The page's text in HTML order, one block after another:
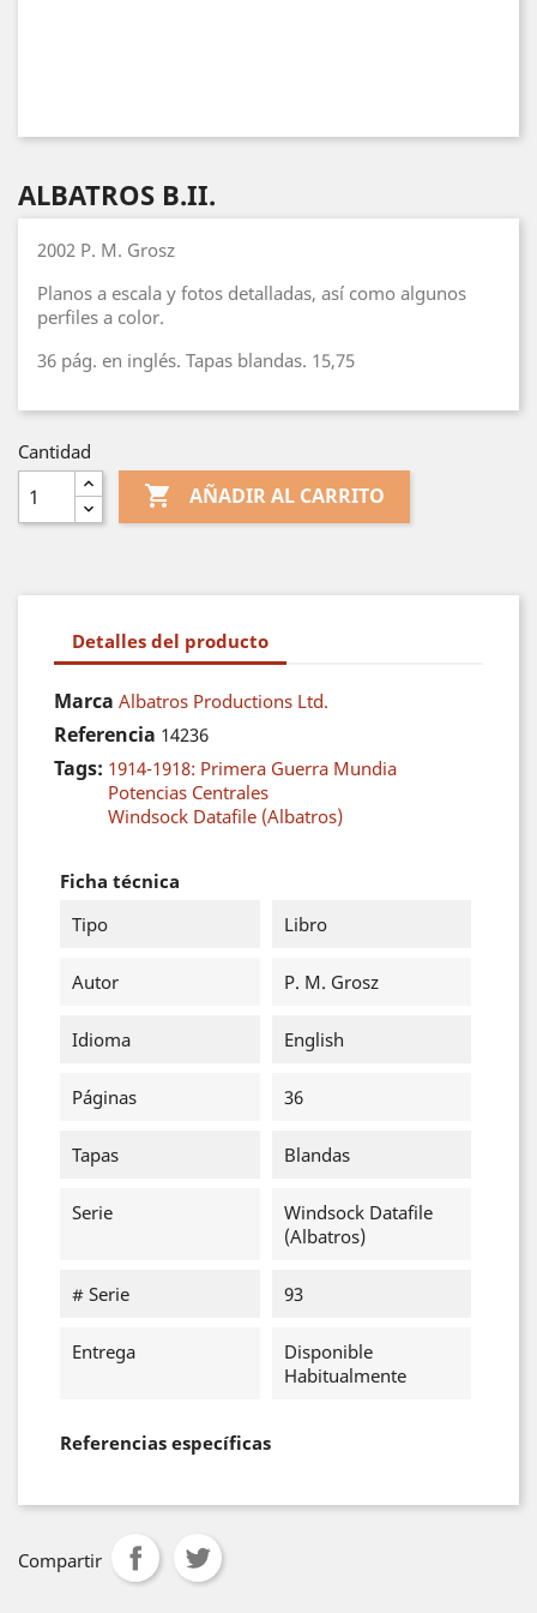
ALBATROS B.II.
2002 P. M. Grosz
Planos a escala y fotos detalladas, así como algunos
perfiles a color.
36 pág. en inglés. Tapas blandas. 15,75
Cantidad
 AÑADIR AL CARRITO
Detalles del producto
Marca Albatros Productions Ltd.
Referencia 14236
Tags: 1914-1918: Primera Guerra Mundia
Potencias Centrales
Windsock Datafile (Albatros)
Ficha técnica
Tipo
Libro
Autor P. M. Grosz
Idioma English
Páginas 36
Tapas Blandas
Serie
Windsock Datafile
(Albatros)
# Serie 93
Entrega
Disponible
Habitualmente
Referencias específicas
Compartir